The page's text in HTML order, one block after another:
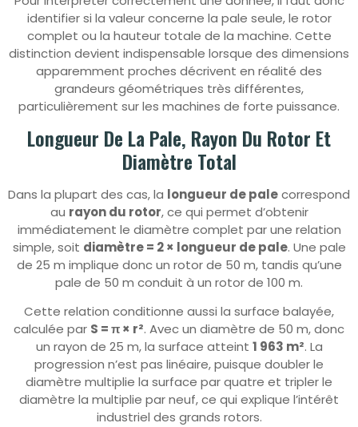
identifier si la valeur concerne la pale seule, le rotor
complet ou la hauteur totale de la machine. Cette
distinction devient indispensable lorsque des dimensions
apparemment proches décrivent en réalité des
grandeurs géométriques très différentes,
particulièrement sur les machines de forte puissance.
Longueur De La Pale, Rayon Du Rotor Et
Diamètre Total
Dans la plupart des cas, la longueur de palecorrespond
au rayon du rotor, ce qui permet d’obtenir
immédiatement le diamètre complet par une relation
simple, soit diamètre = 2 × longueur de pale. Une pale
de 25 m implique donc un rotor de 50 m, tandis qu’une
pale de 50 m conduit à un rotor de 100 m.
Cette relation conditionne aussi la surface balayée,
calculée par S = π × r². Avec un diamètre de 50 m, donc
un rayon de 25 m, la surface atteint 1 963 m². La
progression n’est pas linéaire, puisque doubler le
diamètre multiplie la surface par quatre et tripler le
diamètre la multiplie par neuf, ce qui explique l’intérêt
industriel des grands rotors.